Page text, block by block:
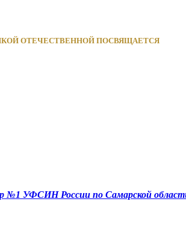
ОТЕЧЕСТВЕННОЙ ПОСВЯЩАЕТСЯ
№1 УФСИН России по Самарской